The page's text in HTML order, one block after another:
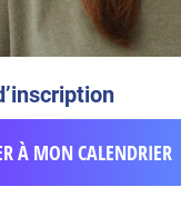
À MON CALENDRIER